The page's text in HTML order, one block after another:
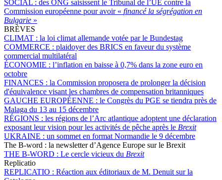
SOCIAL : des ONG saisissent le Tribunal de l’UE contre la
Commission européenne pour avoir « financé la ségrégation en
Bulgarie »
BRÈVES
CLIMAT : la loi climat allemande votée par le Bundestag
COMMERCE : plaidoyer des BRICS en faveur du système
commercial multilatéral
ÉCONOMIE : l’inflation en baisse à 0,7% dans la zone euro en
octobre
FINANCES : la Commission proposera de prolonger la décision
d'équivalence visant les chambres de compensation britanniques
GAUCHE EUROPÉENNE : le Congrès du PGE se tiendra près de
Malaga du 13 au 15 décembre
RÉGIONS : les régions de l’Arc atlantique adoptent une déclaration
exposant leur vision pour les activités de pêche après le Brexit
UKRAINE : un sommet en format Normandie le 9 décembre
The B-word : la newsletter d’Agence Europe sur le Brexit
THE B-WORD : Le cercle vicieux du Brexit
Replicatio
REPLICATIO : Réaction aux éditoriaux de M. Denuit sur la